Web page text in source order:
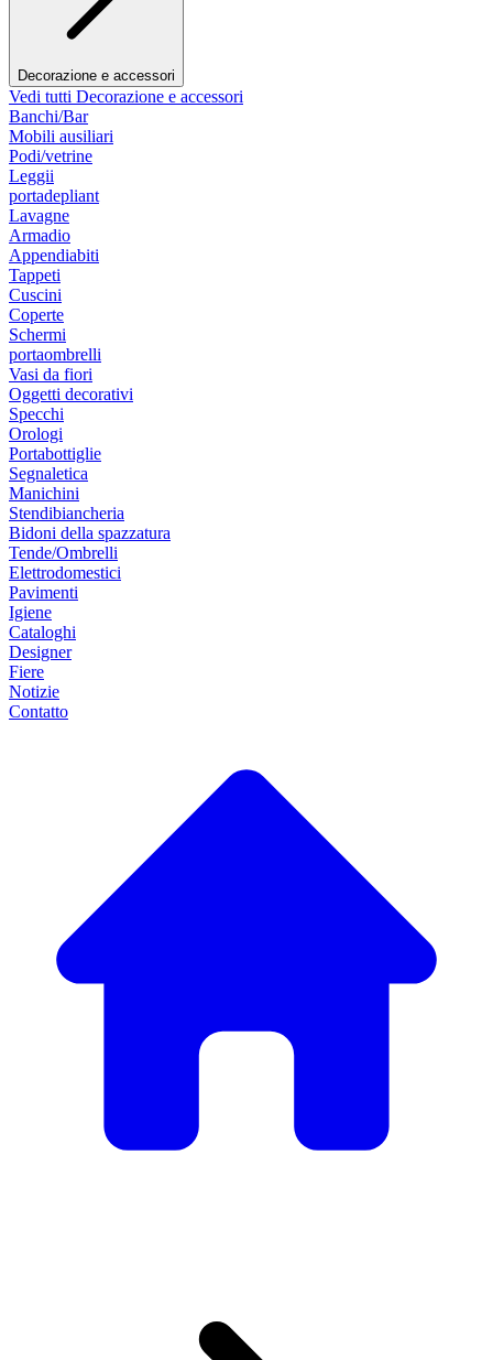
Decorazione e accessori
Vedi tutti Decorazione e accessori
Banchi/Bar
Mobili ausiliari
Podi/vetrine
Leggii
portadepliant
Lavagne
Armadio
Appendiabiti
Tappeti
Cuscini
Coperte
Schermi
portaombrelli
Vasi da fiori
Oggetti decorativi
Specchi
Orologi
Portabottiglie
Segnaletica
Manichini
Stendibiancheria
Bidoni della spazzatura
Tende/Ombrelli
Elettrodomestici
Pavimenti
Igiene
Cataloghi
Designer
Fiere
Notizie
Contatto